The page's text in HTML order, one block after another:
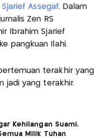
Sjarief Assegaf. Dalam
Zen RS
Ibrahim Sjarief
pangkuan Ilahi.
terakhir yang
jadi yang terakhir.
Kehilangan Suami,
Milik Tuhan